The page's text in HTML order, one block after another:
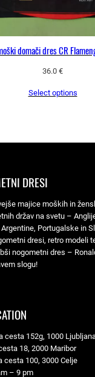
domači dres CR
36.0 €
Select options
DRESI
majice moških in
držav na svetu –
Portugalske in
dresi, retro modeli
nogometni dres –
slogu!
cesta 152g, 1000
18, 2000 Maribor
cesta 100, 3000 Celje
– 9 pm